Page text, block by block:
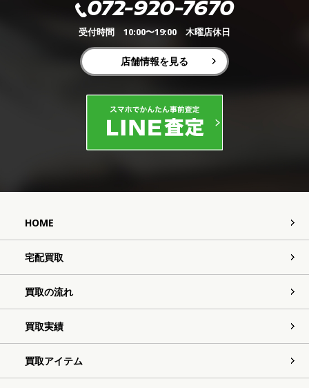
072-920-7670
受付時間 10:00〜19:00 木曜店休日
店舗情報を見る
HOME
宅配買取
買取の流れ
買取実績
買取アイテム